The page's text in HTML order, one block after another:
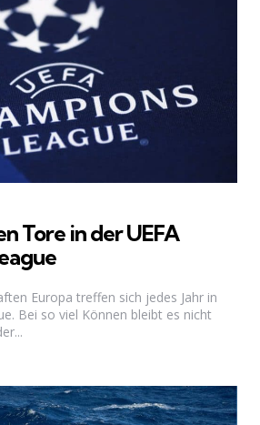
Tore in der UEFA
Europa treffen sich jedes Jahr in
Bei so viel Können bleibt es nicht